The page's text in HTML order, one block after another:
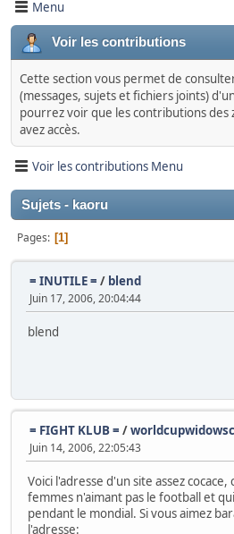
Menu
Voir les contributions
Cette section vous permet de
(messages, sujets et fichiers joints)
pourrez voir que les contributions des
avez accès.
Voir les contributions Menu
Sujets - kaoru
Pages 1
= INUTILE = / blend
Juin 17, 2006, 20:04:44
blend
= FIGHT KLUB = /
Juin 14, 2006, 22:05:43
Voici l'adresse d'un site assez
femmes n'aimant pas le football et
pendant le mondial. Si vous aimez
l'adresse: